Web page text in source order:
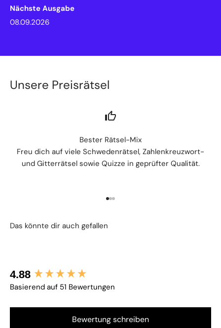
Nächste Ausgabe
08.09.2026
Unsere Preisrätsel
Bester Rätsel-Mix
Freu dich auf viele Schwedenrätsel, Zahlenkreuzwort-
und Gitterrätsel sowie Quizze in geprüfter Qualität.
4.88
Basierend auf 51 Bewertungen
Bewertung schreiben
New content loaded